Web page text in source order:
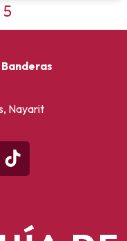
5
Nayarit